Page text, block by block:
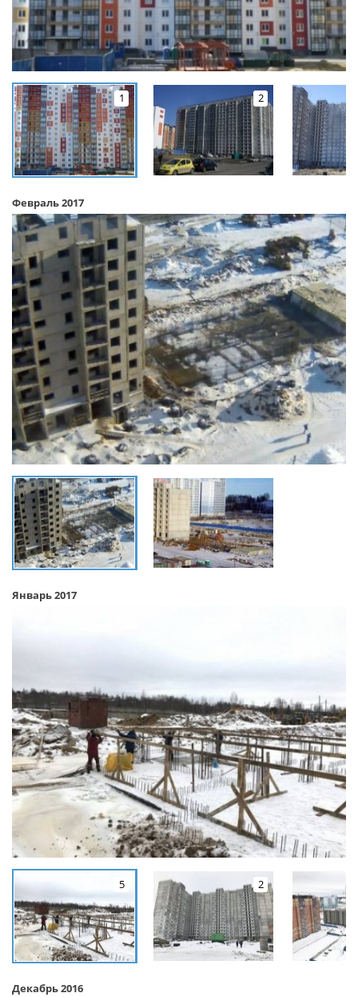
1 2
Февраль 2017
Январь 2017
5 2
Декабрь 2016